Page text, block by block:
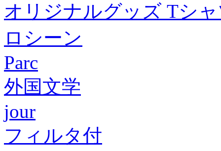
オリジナルグッズ Tシ
ロシーン
Parc
外国文学
jour
フィルタ付